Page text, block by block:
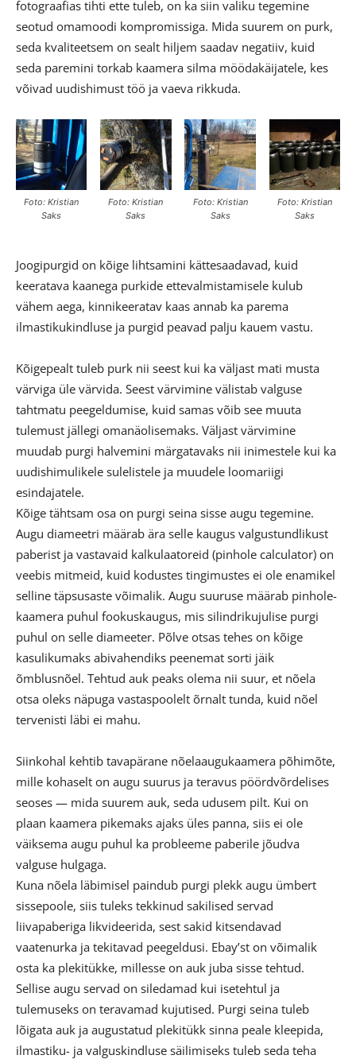
fotograafias tihti ette tuleb, on ka siin valiku tegemine
seotud omamoodi kompromissiga. Mida suurem on purk,
seda kvaliteetsem on sealt hiljem saadav negatiiv, kuid
seda paremini torkab kaamera silma möödakäijatele, kes
võivad uudishimust töö ja vaeva rikkuda.
Foto: Kristian
Saks
Foto: Kristian
Saks
Foto: Kristian
Saks
Foto: Kristian
Saks
Joogipurgid on kõige lihtsamini kättesaadavad, kuid
keeratava kaanega purkide ettevalmistamisele kulub
vähem aega, kinnikeeratav kaas annab ka parema
ilmastikukindluse ja purgid peavad palju kauem vastu.
Kõigepealt tuleb purk nii seest kui ka väljast mati musta
värviga üle värvida. Seest värvimine välistab valguse
tahtmatu peegeldumise, kuid samas võib see muuta
tulemust jällegi omanäolisemaks. Väljast värvimine
muudab purgi halvemini märgatavaks nii inimestele kui ka
uudishimulikele sulelistele ja muudele loomariigi
esindajatele.
Kõige tähtsam osa on purgi seina sisse augu tegemine.
Augu diameetri määrab ära selle kaugus valgustundlikust
paberist ja vastavaid kalkulaatoreid (pinhole calculator) on
veebis mitmeid, kuid kodustes tingimustes ei ole enamikel
selline täpsusaste võimalik. Augu suuruse määrab pinhole-
kaamera puhul fookuskaugus, mis silindrikujulise purgi
puhul on selle diameeter. Põlve otsas tehes on kõige
kasulikumaks abivahendiks peenemat sorti jäik
õmblusnõel. Tehtud auk peaks olema nii suur, et nõela
otsa oleks näpuga vastaspoolelt õrnalt tunda, kuid nõel
tervenisti läbi ei mahu.
Siinkohal kehtib tavapärane nõelaaugukaamera põhimõte,
mille kohaselt on augu suurus ja teravus pöördvõrdelises
seoses — mida suurem auk, seda udusem pilt. Kui on
plaan kaamera pikemaks ajaks üles panna, siis ei ole
väiksema augu puhul ka probleeme paberile jõudva
valguse hulgaga.
Kuna nõela läbimisel paindub purgi plekk augu ümbert
sissepoole, siis tuleks tekkinud sakilised servad
liivapaberiga likvideerida, sest sakid kitsendavad
vaatenurka ja tekitavad peegeldusi. Ebay’st on võimalik
osta ka plekitükke, millesse on auk juba sisse tehtud.
Sellise augu servad on siledamad kui isetehtul ja
tulemuseks on teravamad kujutised. Purgi seina tuleb
lõigata auk ja augustatud plekitükk sinna peale kleepida,
ilmastiku- ja valguskindluse säilimiseks tuleb seda teha